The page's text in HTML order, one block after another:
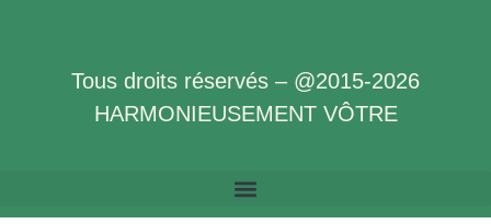
Tous droits réservés – @2015-2026
HARMONIEUSEMENT VÔTRE